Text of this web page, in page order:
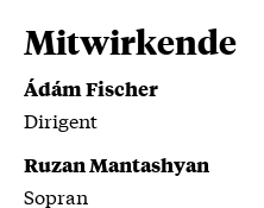
nebeneinander bestehen.
Mitwirkende
Ádám Fischer
Dirigent
Ruzan Mantashyan
Sopran